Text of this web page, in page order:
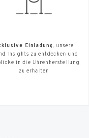
Einladung, unsere
Insights zu entdecken und
in die Uhrenherstellung
zu erhalten